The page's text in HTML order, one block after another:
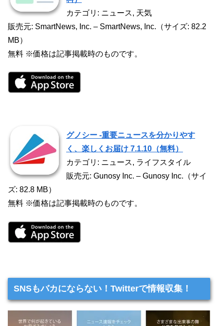
カテゴリ: ニュース, 天気
販売元: SmartNews, Inc. – SmartNews, Inc.（サイズ: 82.2
MB）
無料 ※価格は記事掲載時のものです。
グノシー -重要ニュースを分かりやす
く、楽しくお届け 7.1.10（無料）
カテゴリ: ニュース, ライフスタイル
販売元: Gunosy Inc. – Gunosy Inc.（サイ
ズ: 82.8 MB）
無料 ※価格は記事掲載時のものです。
SNSもバカにならない！Twitterで情報収集！